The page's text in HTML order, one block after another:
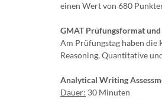
einen Wert von 680
GMAT Prüfungsformat
Am Prüfungstag haben die
Reasoning, Quantitative
Analytical Writing
Dauer: 30 Minuten